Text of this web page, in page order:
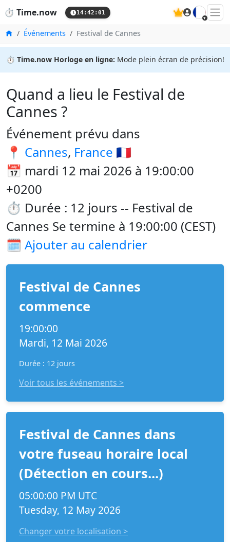
⏱️ Time.now 14:42:01 🇫🇷
Accueil
Événements Festival de Cannes
⏱️ Time.now Horloge en ligne: Mode plein écran de précision!
Quand a lieu le Festival de
Cannes ?
Événement prévu dans
📍 Cannes, France 🇫🇷
📅 mardi 12 mai 2026 à 19:00:00
+0200
⏱️ Durée : 12 jours -- Festival de
Cannes Se termine à 19:00:00 (CEST)
🗓️ Ajouter au calendrier
Festival de Cannes
commence
19:00:00
Mardi, 12 Mai 2026
Durée : 12 jours
Voir tous les événements >
Festival de Cannes dans
votre fuseau horaire local
(Détection en cours...)
05:00:00 PM UTC
Tuesday, 12 May 2026
Changer votre localisation >